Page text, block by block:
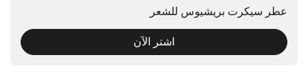
عطر سيكرت بريشيوس للشعر
اشتر الآن